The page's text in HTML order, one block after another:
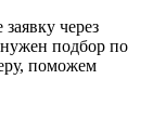
заявку через
подбор по
поможем